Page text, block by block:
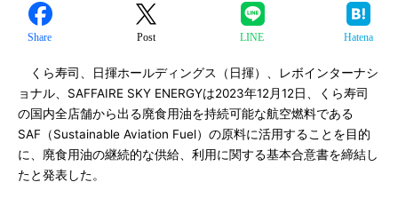
Share Post LINE Hatena
くら寿司、日揮ホールディングス（日揮）、レボインターナシ
ョナル、SAFFAIRE SKY ENERGYは2023年12月12日、くら寿司
の国内全店舗から出る廃食用油を持続可能な航空燃料である
SAF（Sustainable Aviation Fuel）の原料に活用することを目的
に、廃食用油の継続的な供給、利用に関する基本合意書を締結し
たと発表した。